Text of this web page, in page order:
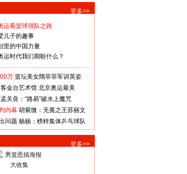
更多>>
运看篮球强队之路
儿子的趣事
里的中国力量
运时代我们期盼什么？
万 篮坛美女隋菲菲军训英姿
金台艺术馆 北京奥运最美
孟关良：“路易”破水上魔咒
内幕 胡紫微：无冕之王苏丽文
问题 杨杨：榜样集体乒乓球队
更多>>